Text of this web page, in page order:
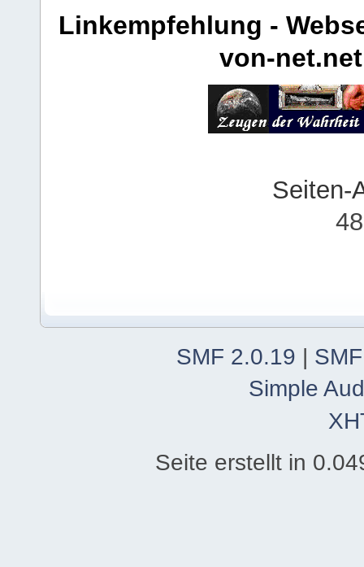
Linkempfehlung -
von-net.net
Seiten-
SMF 2.0.19 |
Simple
Seite erstellt in